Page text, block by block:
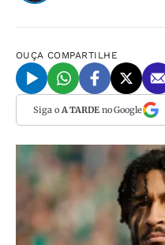
OUÇA COMPARTILHE
Siga o A TARDEno Google